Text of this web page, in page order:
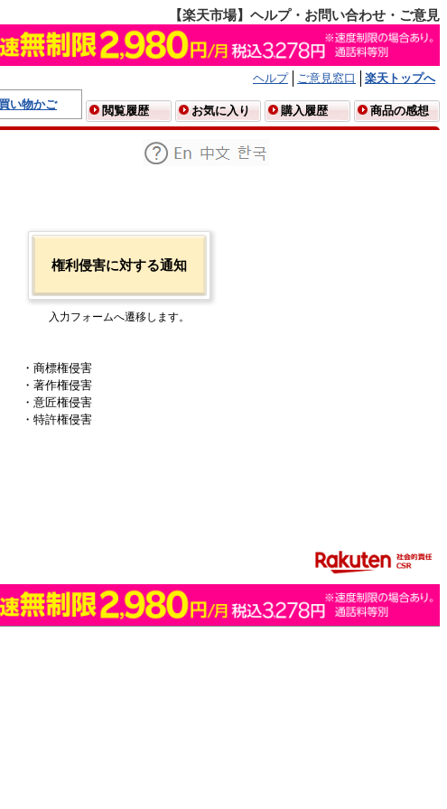
【楽天市場】ヘルプ・お問い合わせ・ご意見
ヘルプ ご意見窓口
楽天トップへ
買い物かご
閲覧履歴 お気に入り 購入履歴 商品の感想
権利侵害に対する通知
入力フォームへ遷移します。
・商標権侵害
・著作権侵害
・意匠権侵害
・特許権侵害